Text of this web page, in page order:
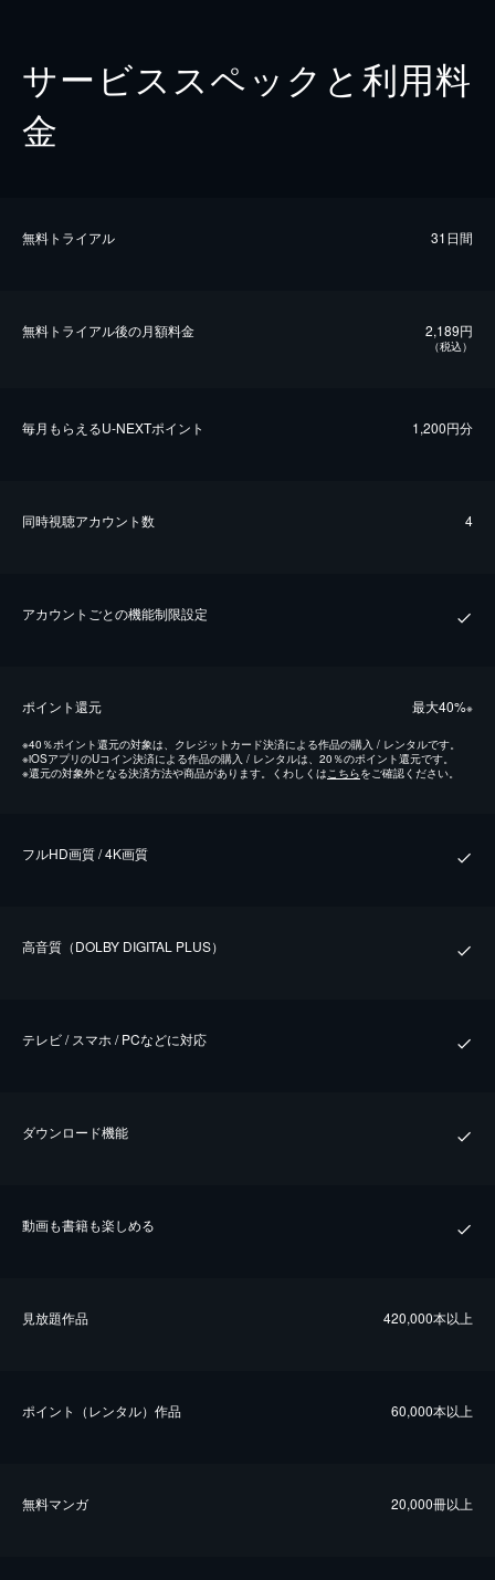
サービススペックと利用料
金
無料トライアル 31日間
無料トライアル後の⽉額料金 2,189円
（税込）
毎⽉もらえるU-NEXTポイント 1,200円分
同時視聴アカウント数 4
アカウントごとの機能制限設定
ポイント還元 最⼤40%※
※40％ポイント還元の対象は、クレジットカード決済による作品の購入 / レンタルです。
※iOSアプリのUコイン決済による作品の購入 / レンタルは、20％のポイント還元です。
※還元の対象外となる決済方法や商品があります。くわしくは こちらをご確認ください。
フルHD画質 / 4K画質
⾼⾳質（DOLBY DIGITAL PLUS）
テレビ / スマホ / PCなどに対応
ダウンロード機能
動画も書籍も楽しめる
⾒放題作品 420,000本以上
ポイント（レンタル）作品 60,000本以上
無料マンガ 20,000冊以上